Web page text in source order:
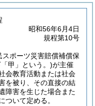
昭和56年6月4日
規程第10号
スポーツ災害賠償補償保
甲」という。)が主催
会教育活動または社会
を被り、その直接の結
障害を生じた場合また
ついて定める。